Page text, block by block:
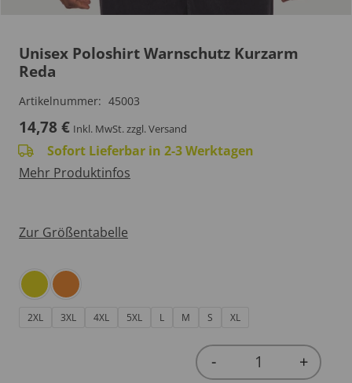
Unisex Poloshirt Warnschutz Kurzarm
Reda
Artikelnummer: 45003
14,78 € Inkl. MwSt.zzgl. Versand
Sofort Lieferbar in 2-3 Werktagen
Mehr Produktinfos
Zur Größentabelle
2XL 3XL 4XL 5XL L M S XL
Quantity
- +